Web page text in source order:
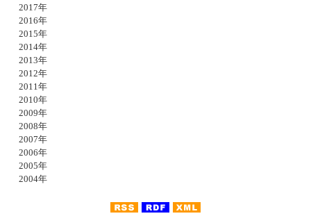
2017年
2016年
2015年
2014年
2013年
2012年
2011年
2010年
2009年
2008年
2007年
2006年
2005年
2004年